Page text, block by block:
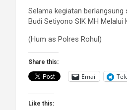
Selama kegiatan
Budi Setiyono SIK MH Melalui
(Hum as Polres Rohul)
Share this:
Email
Like this: